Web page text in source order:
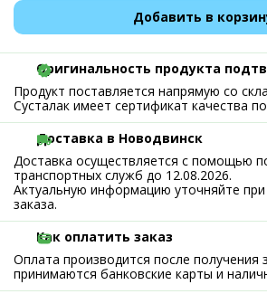
Добавить в
Оригинальность продукта
Продукт поставляется напрямую со
Сусталак имеет сертификат качества
Доставка в Новодвинск
Доставка осуществляется с помощью
транспортных служб до 12.08.2026.
Актуальную информацию уточняйте
заказа.
Как оплатить заказ
Оплата производится после получения
принимаются банковские карты и